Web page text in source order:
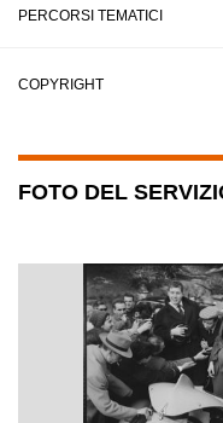
PERCORSI TEMATICI
COPYRIGHT
FOTO DEL